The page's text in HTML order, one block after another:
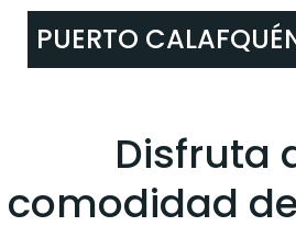
Skip
to
PUERTO
Disfruta
comodidad